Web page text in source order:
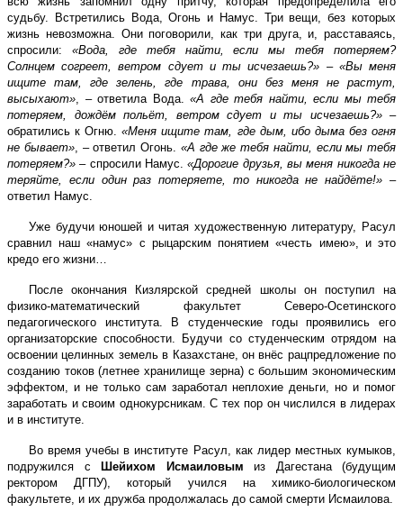
судьбу. Встретились Вода, Огонь и Намус. Три вещи, без которых
жизнь невозможна. Они поговорили, как три друга, и, расставаясь,
спросили: «Вода, где тебя найти, если мы тебя потеряем?
Солнцем согреет, ветром сдует и ты исчезаешь?» – «Вы меня
ищите там, где зелень, где трава, они без меня не растут,
высыхают» , – ответила Вода. «А где тебя найти, если мы тебя
потеряем, дождём польёт, ветром сдует и ты исчезаешь?»–
обратились к Огню.«Меня ищите там, где дым, ибо дыма без огня
не бывает», – ответил Огонь. «А где же тебя найти, если мы тебя
потеряем?» – спросили Намус.«Дорогие друзья, вы меня никогда не
теряйте, если один раз потеряете, то никогда не найдёте!» –
ответил Намус.
Уже будучи юношей и читая художественную литературу, Расул
сравнил наш «намус» с рыцарским понятием «честь имею», и это
кредо его жизни…
После окончания Кизлярской средней школы он поступил на
физико-математический факультет Северо-Осетинского
педагогического института. В студенческие годы проявились его
организаторские способности. Будучи со студенческим отрядом на
освоении целинных земель в Казахстане, он внёс рацпредложение по
созданию токов (летнее хранилище зерна) с большим экономическим
эффектом, и не только сам заработал неплохие деньги, но и помог
заработать и своим однокурсникам. С тех пор он числился в лидерах
и в институте.
Во время учебы в институте Расул, как лидер местных кумыков,
подружился с
Шейихом Исмаиловым из Дагестана (будущим
ректором ДГПУ), который учился на химико-биологическом
факультете, и их дружба продолжалась до самой смерти Исмаилова.